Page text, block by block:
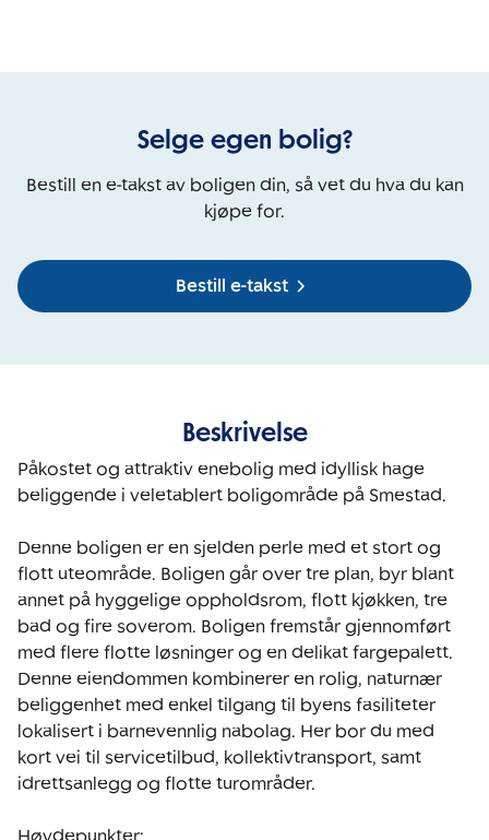
Selge egen bolig?
Bestill en e-takst av boligen din, så vet du hva du kan
kjøpe for.
Bestill e-takst
Beskrivelse
Påkostet og attraktiv enebolig med idyllisk hage
beliggende i veletablert boligområde på Smestad.
Denne boligen er en sjelden perle med et stort og
flott uteområde. Boligen går over tre plan, byr blant
annet på hyggelige oppholdsrom, flott kjøkken, tre
bad og fire soverom. Boligen fremstår gjennomført
med flere flotte løsninger og en delikat fargepalett.
Denne eiendommen kombinerer en rolig, naturnær
beliggenhet med enkel tilgang til byens fasiliteter
lokalisert i barnevennlig nabolag. Her bor du med
kort vei til servicetilbud, kollektivtransport, samt
idrettsanlegg og flotte turområder.